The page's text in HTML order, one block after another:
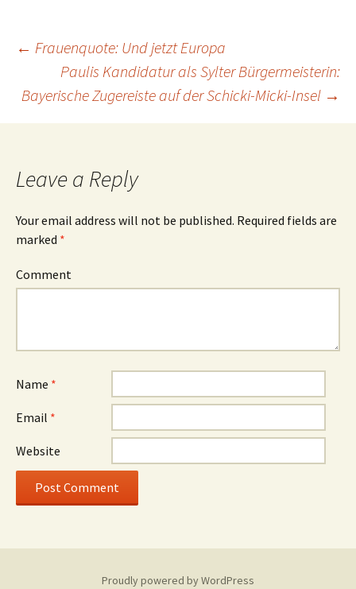
Post
navigation
← Frauenquote: Und jetzt Europa
Paulis Kandidatur als Sylter Bürgermeisterin:
Bayerische Zugereiste auf der Schicki-Micki-Insel →
Leave a Reply
Your email address will not be published. Required fields are
marked *
Comment
Name *
Email *
Website
Proudly powered by WordPress